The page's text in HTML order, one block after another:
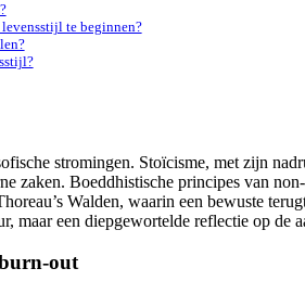
te beginnen?
stromingen. Stoïcisme, met zijn
zaken. Boeddhistische principes van
Walden, waarin een bewuste
maar een diepgewortelde reflectie op de
out